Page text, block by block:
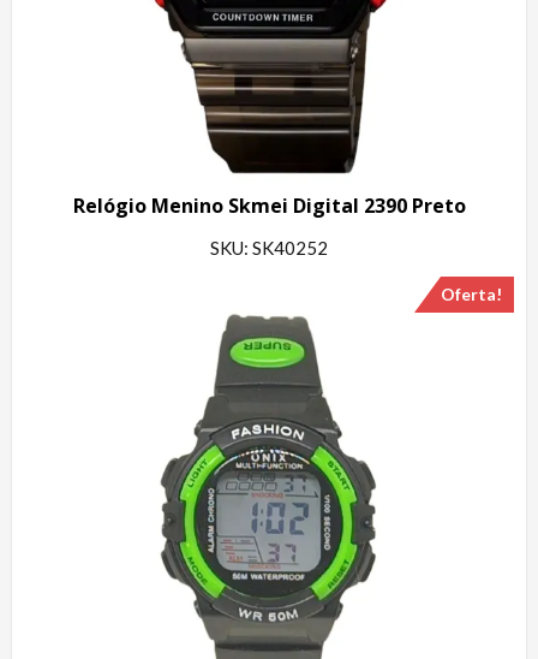
Relógio Menino Skmei Digital 2390 Preto
SKU: SK40252
Oferta!